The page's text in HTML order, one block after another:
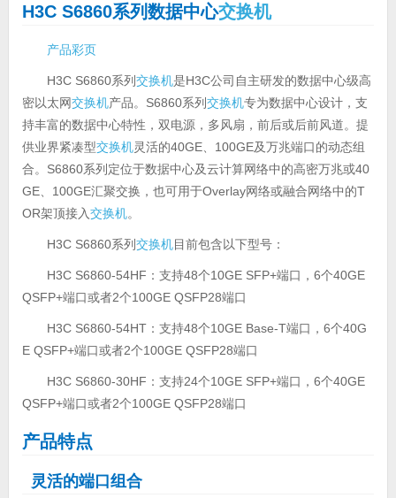
H3C S6860系列数据中心交换机
产品彩页
H3C S6860系列交换机是H3C公司自主研发的数据中心级高
密以太网交换机产品。S6860系列交换机专为数据中心设计，支
持丰富的数据中心特性，双电源，多风扇，前后或后前风道。提
供业界紧凑型交换机灵活的40GE、100GE及万兆端口的动态组
合。S6860系列定位于数据中心及云计算网络中的高密万兆或40
GE、100GE汇聚交换，也可用于Overlay网络或融合网络中的T
OR架顶接入交换机。
H3C S6860系列交换机目前包含以下型号：
H3C S6860-54HF：支持48个10GE SFP+端口，6个40GE
QSFP+端口或者2个100GE QSFP28端口
H3C S6860-54HT：支持48个10GE Base-T端口，6个40G
E QSFP+端口或者2个100GE QSFP28端口
H3C S6860-30HF：支持24个10GE SFP+端口，6个40GE
QSFP+端口或者2个100GE QSFP28端口
产品特点
灵活的端口组合